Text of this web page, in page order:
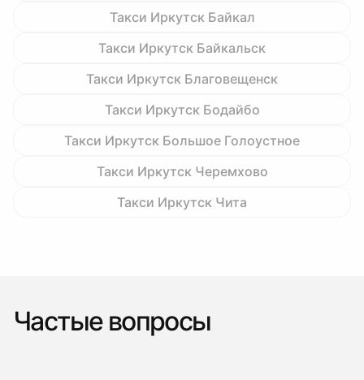
Такси Иркутск Байкал
Такси Иркутск Байкальск
Такси Иркутск Благовещенск
Такси Иркутск Бодайбо
Такси Иркутск Большое Голоустное
Такси Иркутск Черемхово
Такси Иркутск Чита
Частые вопросы